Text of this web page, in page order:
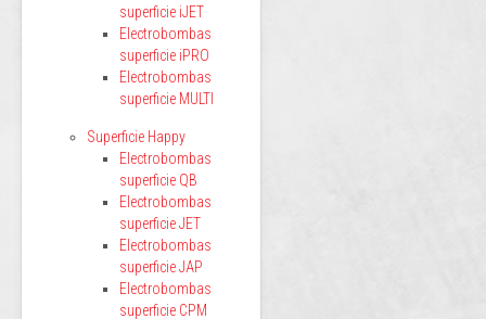
superficie iJET
Electrobombas
superficie iPRO
Electrobombas
superficie MULTI
Superficie Happy
Electrobombas
superficie QB
Electrobombas
superficie JET
Electrobombas
superficie JAP
Electrobombas
superficie CPM